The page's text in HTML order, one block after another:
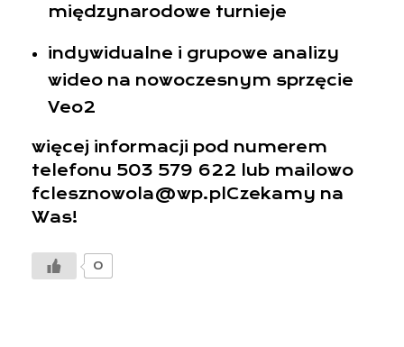
międzynarodowe turnieje
indywidualne i grupowe analizy
wideo na nowoczesnym sprzęcie
Veo2
więcej informacji pod numerem
telefonu 503 579 622 lub mailowo
fclesznowola@wp.plCzekamy na
Was!
0